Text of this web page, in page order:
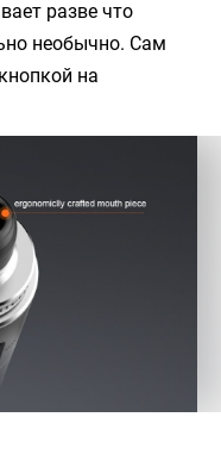
разве что
необычно. Сам
на